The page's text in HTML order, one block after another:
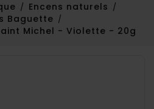
Encens naturels
Baguette
Michel - Violette - 20g